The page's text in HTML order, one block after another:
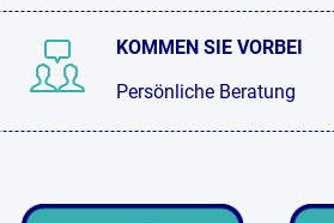
KOMMEN SIE VORBEI
Persönliche Beratung